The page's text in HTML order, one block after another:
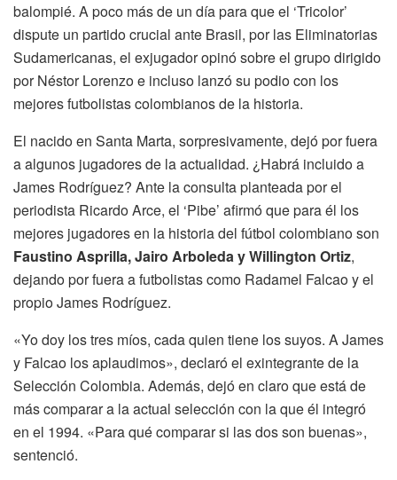
balompié. A poco más de un día para que el ‘Tricolor’
dispute un partido crucial ante Brasil, por las Eliminatorias
Sudamericanas, el exjugador opinó sobre el grupo dirigido
por Néstor Lorenzo e incluso lanzó su podio con los
mejores futbolistas colombianos de la historia.
El nacido en Santa Marta, sorpresivamente, dejó por fuera
a algunos jugadores de la actualidad. ¿Habrá incluido a
James Rodríguez? Ante la consulta planteada por el
periodista Ricardo Arce, el ‘Pibe’ afirmó que para él los
mejores jugadores en la historia del fútbol colombiano son
Faustino Asprilla, Jairo Arboleda y Willington Ortiz,
dejando por fuera a futbolistas como Radamel Falcao y el
propio James Rodríguez.
«Yo doy los tres míos, cada quien tiene los suyos. A James
y Falcao los aplaudimos», declaró el exintegrante de la
Selección Colombia. Además, dejó en claro que está de
más comparar a la actual selección con la que él integró
en el 1994. «Para qué comparar si las dos son buenas»,
sentenció.